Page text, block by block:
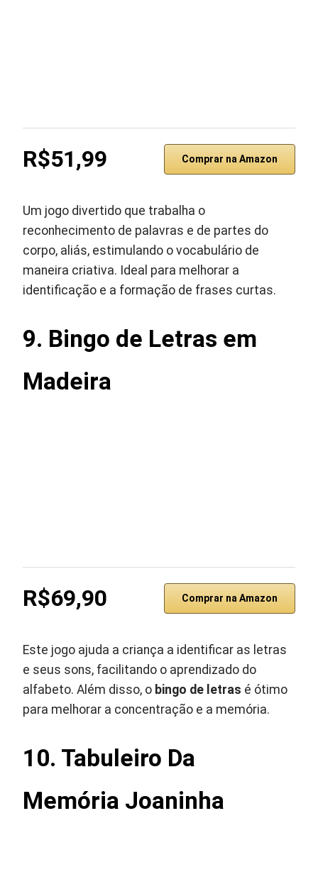
R$51,99 Comprar na Amazon
Um jogo divertido que trabalha o
reconhecimento de palavras e de partes do
corpo, aliás, estimulando o vocabulário de
maneira criativa. Ideal para melhorar a
identificação e a formação de frases curtas.
9. Bingo de Letras em
Madeira
R$69,90 Comprar na Amazon
Este jogo ajuda a criança a identificar as letras
e seus sons, facilitando o aprendizado do
alfabeto. Além disso, o bingo de letras é ótimo
para melhorar a concentração e a memória.
10. Tabuleiro Da
Memória Joaninha